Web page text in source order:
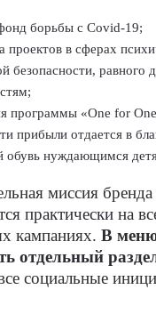
борьбы с Covid-19;
проектов в сферах
безопасности, равного
программы «One for
прибыли отдается в
обувь нуждающимся
миссия
практически на
кампаниях. В
отдельный
социальные